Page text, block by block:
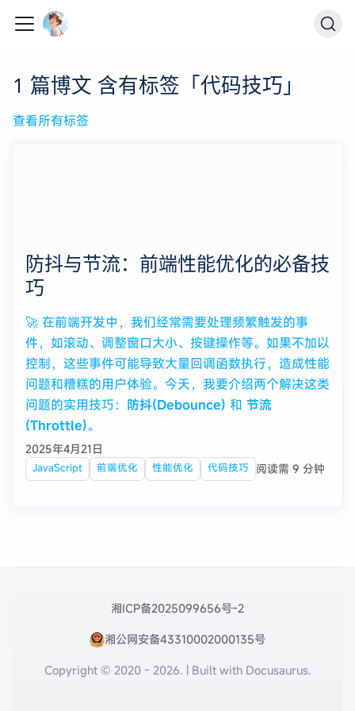
1 篇博文 含有标签「代码技巧」
查看所有标签
防抖与节流：前端性能优化的必备技
巧
🚀 在前端开发中，我们经常需要处理频繁触发的事
件，如滚动、调整窗口大小、按键操作等。如果不加以
控制，这些事件可能导致大量回调函数执行，造成性能
问题和糟糕的用户体验。今天，我要介绍两个解决这类
问题的实用技巧： 防抖(Debounce) 和 节流
(Throttle)。
2025年4月21日
JavaScript 前端优化 性能优化 代码技巧 阅读需 9 分钟
湘ICP备2025099656号-2
湘公网安备43310002000135号
Copyright © 2020 - 2026. | Built with Docusaurus.